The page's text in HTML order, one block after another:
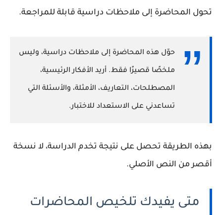
تحول المحاضرة إلى ملاحظات دراسية قابلة للمراجعة.
حوّل هذه المحاضرة إلى ملاحظات دراسية، وليس
ملخصًا قصيرًا فقط. أريد الأفكار الرئيسية،
المصطلحات، التعاريف، الأمثلة، والأسئلة التي
تساعدني على الاستعداد للاختبار.
بهذه الطريقة تحصل على نتيجة تخدم الدراسة، لا نسخة
أقصر من النص الأصلي.
متى يفيدك تلخيص المحاضرات